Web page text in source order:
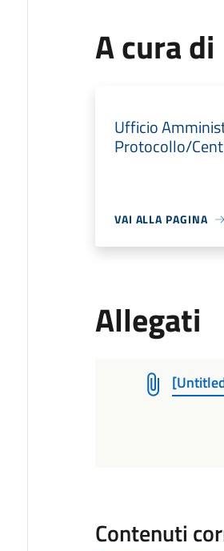
A cura di
Ufficio
Protocollo/
VAI ALLA PAGINA
Allegati
Contenuti